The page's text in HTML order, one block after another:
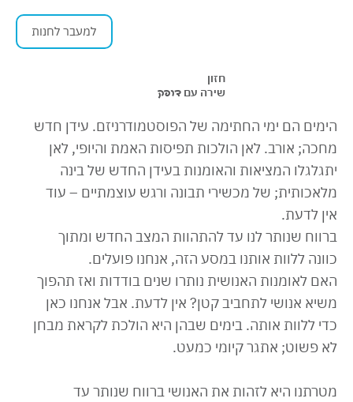
חזון
שירה עם דופק
הימים הם ימי החתימה של הפוסטמודרניזם. עידן חדש
מחכה; אורב. לאן הולכות תפיסות האמת והיופי, לאן
יתגלגלו המציאות והאומנות בעידן החדש של בינה
מלאכותית; של מכשירי תבונה ורגש עוצמתיים – עוד
אין לדעת.
ברווח שנותר לנו עד להתהוות המצב החדש ומתוך
כוונה ללוות אותנו במסע הזה, אנחנו פועלים.
האם לאומנות האנושית נותרו שנים בודדות ואז תהפוך
משיא אנושי לתחביב קטן? אין לדעת. אבל אנחנו כאן
כדי ללוות אותה. בימים שבהן היא הולכת לקראת מבחן
לא פשוט; אתגר קיומי כמעט.
מטרתנו היא לזהות את האנושי ברווח שנותר עד
למעבר לחנות